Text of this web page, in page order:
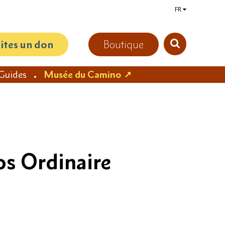
FR
Boutique
un don
Musée du Camino
Ordinaire